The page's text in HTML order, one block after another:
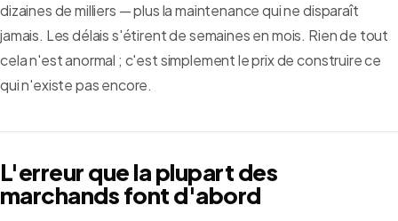
dizaines de milliers — plus la maintenance qui ne disparaît
jamais. Les délais s'étirent de semaines en mois. Rien de tout
cela n'est anormal ; c'est simplement le prix de construire ce
qui n'existe pas encore.
L'erreur que la plupart des
marchands font d'abord